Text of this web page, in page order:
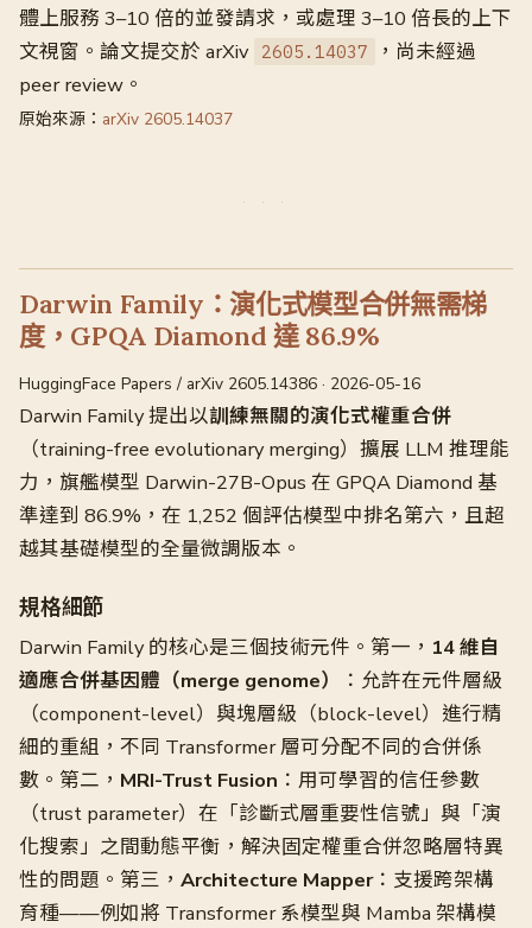
體上服務 3–10 倍的並發請求，或處理 3–10 倍長的上下
文視窗。論文提交於 arXiv 2605.14037
，尚未經過
peer review。
原始來源： arXiv 2605.14037
Darwin Family：演化式模型合併無需梯
度，GPQA Diamond 達 86.9%
HuggingFace Papers / arXiv 2605.14386 · 2026-05-16
Darwin Family 提出以訓練無關的演化式權重合併
（training-free evolutionary merging）擴展 LLM 推理能
力，旗艦模型 Darwin-27B-Opus 在 GPQA Diamond 基
準達到 86.9%，在 1,252 個評估模型中排名第六，且超
越其基礎模型的全量微調版本。
規格細節
Darwin Family 的核心是三個技術元件。第一， 14 維自
適應合併基因體（merge genome）
：允許在元件層級
（component-level）與塊層級（block-level）進行精
細的重組，不同 Transformer 層可分配不同的合併係
數。第二， MRI-Trust Fusion ：用可學習的信任參數
（trust parameter）在「診斷式層重要性信號」與「演
化搜索」之間動態平衡，解決固定權重合併忽略層特異
性的問題。第三， Architecture Mapper：支援跨架構
育種——例如將 Transformer 系模型與 Mamba 架構模